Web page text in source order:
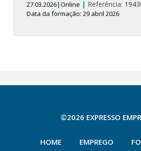
27.03.2026|Online | Referência:
Data da formação: 29 abril 2026
©2026 EXPRESSO
HOME EMPREGO